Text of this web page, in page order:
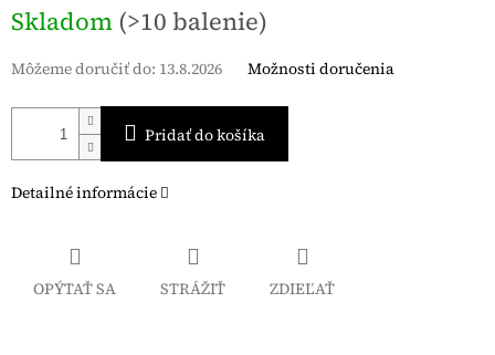
cena:
Skladom (>10 balenie)
Môžeme doručiť do: 13.8.2026 Možnosti doručenia
Pridať do košíka
Detailné informácie
OPÝTAŤ SA STRÁŽIŤ ZDIEĽAŤ